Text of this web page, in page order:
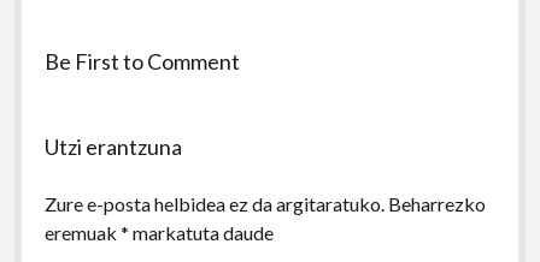
Be First to Comment
Utzi erantzuna
Zure e-posta helbidea ez da argitaratuko. Beharrezko
eremuak * markatuta daude